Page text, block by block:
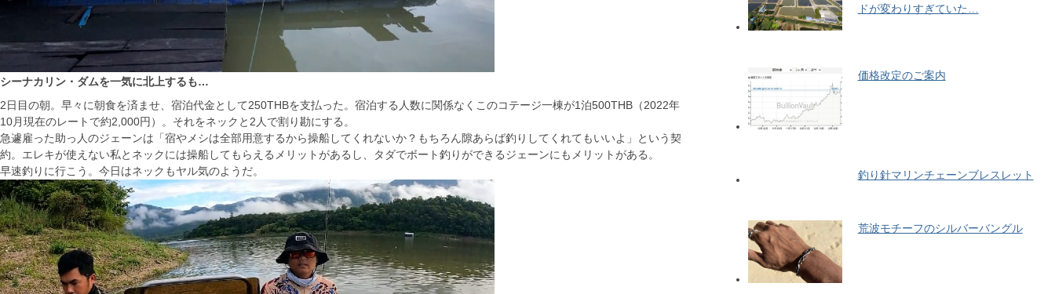
シーナカリン・ダムを一気に北上するも…
2日目の朝。早々に朝食を済ませ、宿泊代金として250THBを支払った。宿泊する人数に関係なくこのコテージ一棟が1泊500THB（2022年
10月現在のレートで約2,000円）。それをネックと2人で割り勘にする。
急遽雇った助っ人のジェーンは「宿やメシは全部用意するから操船してくれないか？もちろん隙あらば釣りしてくれてもいいよ」という契
約。エレキが使えない私とネックには操船してもらえるメリットがあるし、タダでボート釣りができるジェーンにもメリットがある。
早速釣りに行こう。今日はネックもヤル気のようだ。
ドが変わりすぎていた…
価格改定のご案内
釣り針マリンチェーンブレスレット
荒波モチーフのシルバーバングル